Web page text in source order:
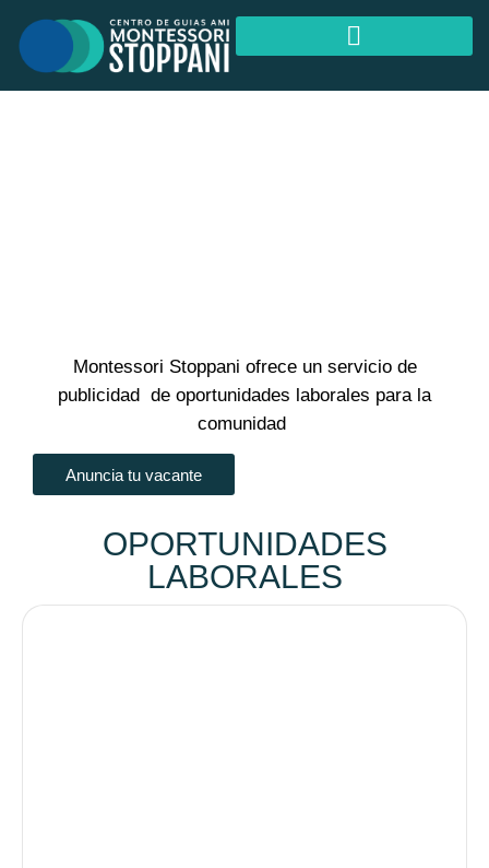
Montessori Stoppani ofrece un servicio de
publicidad de oportunidades laborales para la
comunidad
Anuncia tu vacante
OPORTUNIDADES
LABORALES